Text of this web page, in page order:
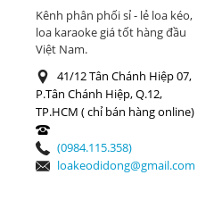
Kênh phân phối sỉ - lẻ loa kéo,
loa karaoke giá tốt hàng đầu
Việt Nam.
41/12 Tân Chánh Hiệp 07,
P.Tân Chánh Hiệp, Q.12,
TP.HCM ( chỉ bán hàng online)
(0984.115.358)
loakeodidong@gmail.com